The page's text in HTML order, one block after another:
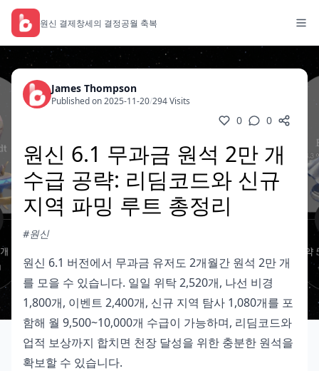
원신 결제창세의 결정공월 축복
James Thompson
Published on 2025-11-20/294 Visits
0 0
원신 6.1 무과금 원석 2만 개
수급 공략: 리딤코드와 신규
지역 파밍 루트 총정리
#원신
원신 6.1 버전에서 무과금 유저도 2개월간 원석 2만 개
를 모을 수 있습니다. 일일 위탁 2,520개, 나선 비경
1,800개, 이벤트 2,400개, 신규 지역 탐사 1,080개를 포
함해 월 9,500~10,000개 수급이 가능하며, 리딤코드와
업적 보상까지 합치면 천장 달성을 위한 충분한 원석을
확보할 수 있습니다.